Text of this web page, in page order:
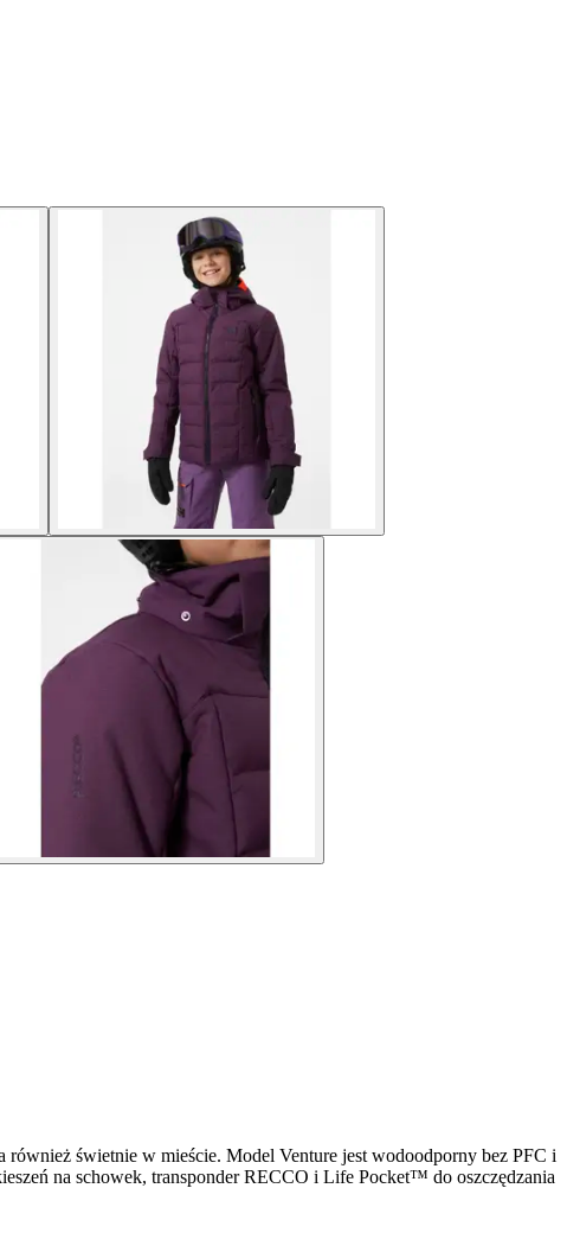
świetnie w mieście. Model Venture jest wodoodporny bez PFC i
na schowek, transponder RECCO i Life Pocket™ do oszczędzania